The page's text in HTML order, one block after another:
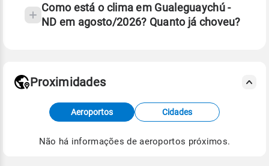
Como está o clima em Gualeguaychú -
ND em agosto/2026? Quanto já choveu?
Fonte: dados combinados de estações
meteorológicas e satélite do Centro de Previsão
de Tempo e Estudos Climáticos (CPTEC).
Proximidades
Aeroportos Cidades
Não há informações de aeroportos próximos.